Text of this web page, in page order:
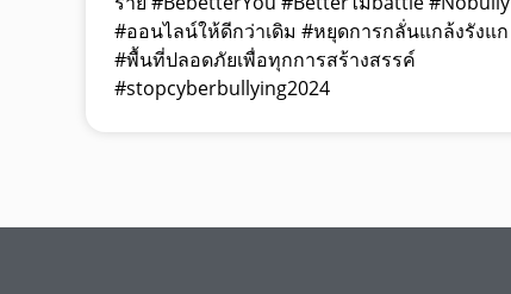
#ออนไลน์ให้ดีกว่าเดิม #หยุดการกลั่นแกล้งรังแก
#พื้นที่ปลอดภัยเพื่อทุกการสร้างสรรค์
#stopcyberbullying2024